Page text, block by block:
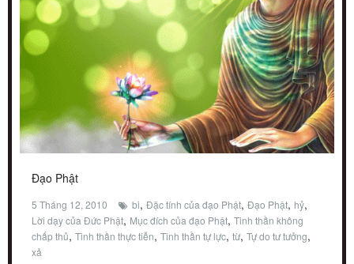
Đạo Phật
5 Tháng 12, 2010 bi, Đặc tính của đạo Phật, Đạo Phật, hỷ,
Lời dạy của Đức Phật, Mục đích của đạo Phật, Tinh thần không
chấp thủ, Tinh thần thực tiễn, Tinh thần tự lực, từ, Tự do tư tưởng,
xả